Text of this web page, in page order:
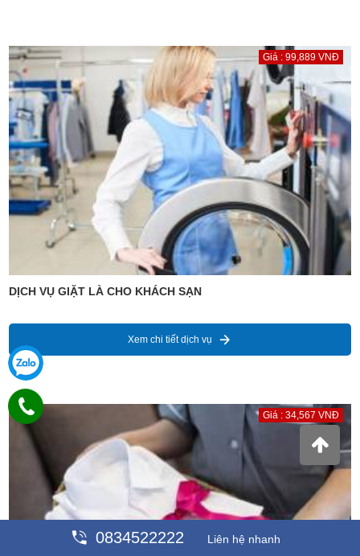
Giá : 99,889 VNĐ
DỊCH VỤ GIẶT LÀ CHO KHÁCH SẠN
Xem chi tiết dịch vụ
Giá : 34,567 VNĐ
0834522222 Liên hệ nhanh